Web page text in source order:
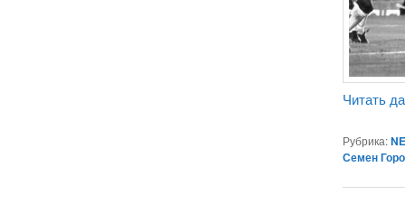
Читать
Рубрика:
Семен